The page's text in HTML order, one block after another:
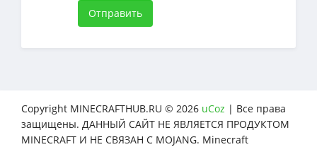
Отправить
Copyright MINECRAFTHUB.RU © 2026 uCoz | Все права
защищены. ДАННЫЙ САЙТ НЕ ЯВЛЯЕТСЯ ПРОДУКТОМ
MINECRAFT И НЕ СВЯЗАН С MOJANG. Minecraft